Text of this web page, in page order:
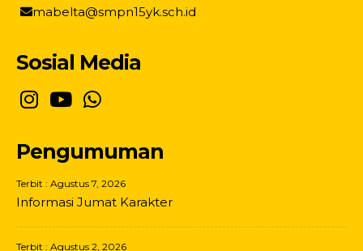
mabelta@smpn15yk.sch.id
Sosial Media
Pengumuman
Terbit : Agustus 7, 2026
Informasi Jumat Karakter
Terbit : Agustus 2, 2026